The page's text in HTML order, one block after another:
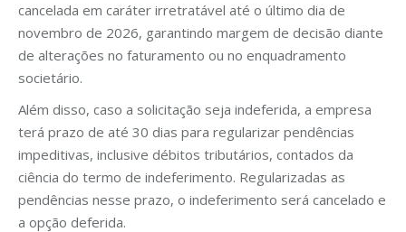
cancelada em caráter irretratável até o último dia de
novembro de 2026, garantindo margem de decisão diante
de alterações no faturamento ou no enquadramento
societário.
Além disso, caso a solicitação seja indeferida, a empresa
terá prazo de até 30 dias para regularizar pendências
impeditivas, inclusive débitos tributários, contados da
ciência do termo de indeferimento. Regularizadas as
pendências nesse prazo, o indeferimento será cancelado e
a opção deferida.